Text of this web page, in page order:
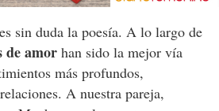
sin duda la poesía. A lo largo de
de amorhan sido la mejor vía
más profundos,
A nuestra pareja,